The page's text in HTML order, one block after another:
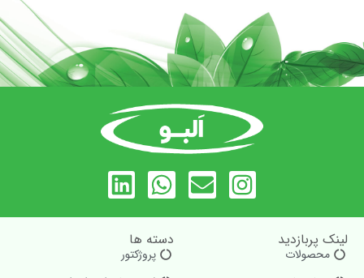
لینک پربازدید
محصولات
دسته ها
پروژکتور